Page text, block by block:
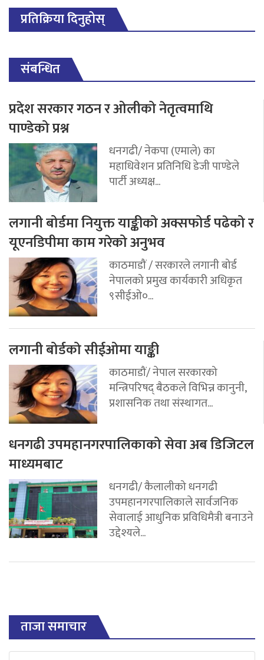
प्रतिक्रिया दिनुहोस्
संबन्धित
प्रदेश सरकार गठन र ओलीको नेतृत्वमाथि
पाण्डेको प्रश्न
धनगढी/ नेकपा (एमाले) का
महाधिवेशन प्रतिनिधि डेजी पाण्डेले
पार्टी अध्यक्ष...
लगानी बोर्डमा नियुक्त याङ्कीको अक्सफोर्ड पढेको र
यूएनडिपीमा काम गरेको अनुभव
काठमाडौं / सरकारले लगानी बोर्ड
नेपालको प्रमुख कार्यकारी अधिकृत
९सीईओ०...
लगानी बोर्डको सीईओमा याङ्की
काठमाडौं/ नेपाल सरकारको
मन्त्रिपरिषद् बैठकले विभिन्न कानुनी,
प्रशासनिक तथा संस्थागत...
धनगढी उपमहानगरपालिकाको सेवा अब डिजिटल
माध्यमबाट
धनगढी/ कैलालीको धनगढी
उपमहानगरपालिकाले सार्वजनिक
सेवालाई आधुनिक प्रविधिमैत्री बनाउने
उद्देश्यले...
ताजा समाचार